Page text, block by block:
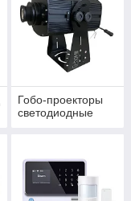
Гобо-проекторы
светодиодные